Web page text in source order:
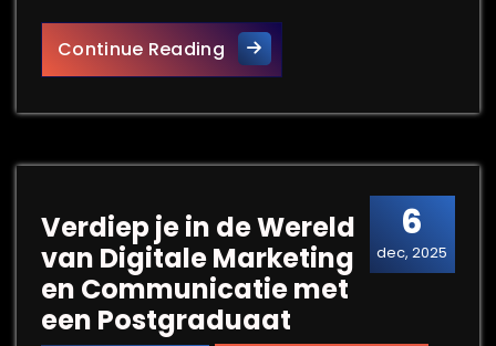
Continue ReadingBelang van een Kwalitatieve
6
dec, 2025
Verdiep je in de Wereld
van Digitale Marketing
en Communicatie met
een Postgraduaat